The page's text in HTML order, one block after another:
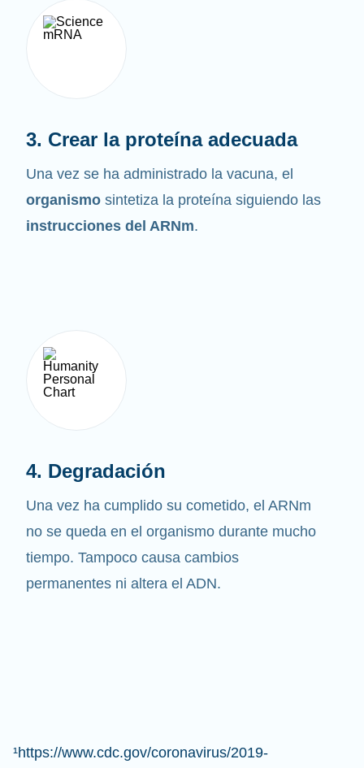
3. Crear la proteína adecuada
Una vez se ha administrado la vacuna, el
organismo sintetiza la proteína siguiendo las
instrucciones del ARNm.
4. Degradación
Una vez ha cumplido su cometido, el ARNm
no se queda en el organismo durante mucho
tiempo. Tampoco causa cambios
permanentes ni altera el ADN.
¹https://www.cdc.gov/coronavirus/2019-